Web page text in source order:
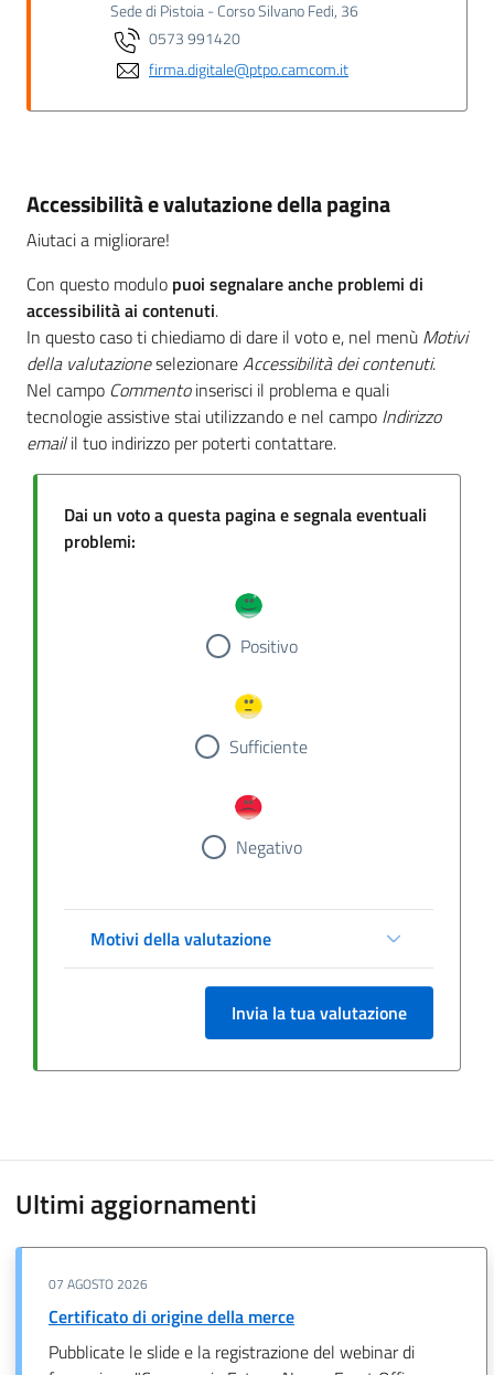
Sede di Pistoia - Corso Silvano Fedi, 36
0573 991420
firma.digitale@ptpo.camcom.it
Accessibilità e valutazione della pagina
Aiutaci a migliorare!
Con questo modulo puoi segnalare anche problemi di
accessibilità ai contenuti.
In questo caso ti chiediamo di dare il voto e, nel menù Motivi
della valutazioneselezionareAccessibilità dei contenuti.
Nel campo Commentoinserisci il problema e quali
tecnologie assistive stai utilizzando e nel campo Indirizzo
emailil tuo indirizzo per poterti contattare.
Dai un voto a questa pagina e segnala eventuali
problemi:
Positivo
Sufficiente
Negativo
Motivi della valutazione
Invia la tua valutazione
Ultimi aggiornamenti
07 AGOSTO 2026
Certificato di origine della merce
Pubblicate le slide e la registrazione del webinar di